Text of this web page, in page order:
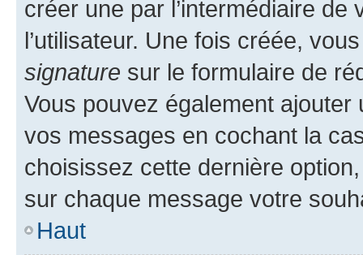
créer une par l’intermédiaire
l’utilisateur. Une fois créée,
signature sur le formulaire de
Vous pouvez également
vos messages en cochant la
choisissez cette dernière
sur chaque message votre
Haut